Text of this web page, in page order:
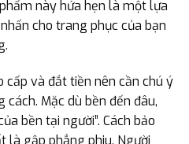
này hứa hẹn là một lựa
cho trang phục của bạn
cấp và đắt tiền nên cần chú ý
Mặc dù bền đến đâu,
bền tại người”. Cách bảo
là gập phẳng phiu. Người